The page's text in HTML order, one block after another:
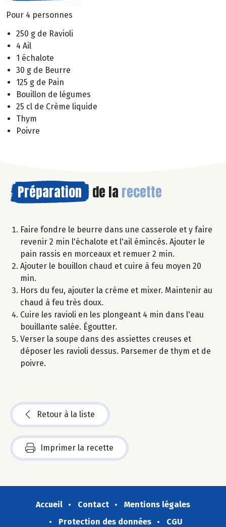
Pour 4 personnes
250 g de Ravioli
4 Ail
1 échalote
30 g de Beurre
125 g de Pain
Bouillon de légumes
25 cl de Crème liquide
Thym
Poivre
Préparation de la recette
Faire fondre le beurre dans une casserole et y faire
revenir 2 min l'échalote et l'ail émincés. Ajouter le
pain rassis en morceaux et remuer 2 min.
Ajouter le bouillon chaud et cuire à feu moyen 20
min.
Hors du feu, ajouter la crème et mixer. Maintenir au
chaud à feu très doux.
Cuire les ravioli en les plongeant 4 min dans l'eau
bouillante salée. Égoutter.
Verser la soupe dans des assiettes creuses et
déposer les ravioli dessus. Parsemer de thym et de
poivre.
Retour à la liste
Imprimer la recette
Accueil Contact
Mentions légales
Protection des données
CGU